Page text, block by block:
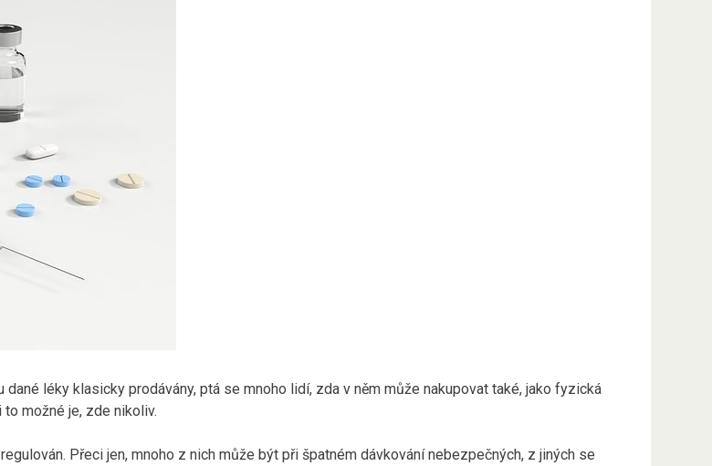
léky klasicky prodávány, ptá se mnoho lidí, zda v něm může nakupovat také, jako fyzická
možné je, zde nikoliv.
Přeci jen, mnoho z nich může být při špatném dávkování nebezpečných, z jiných se